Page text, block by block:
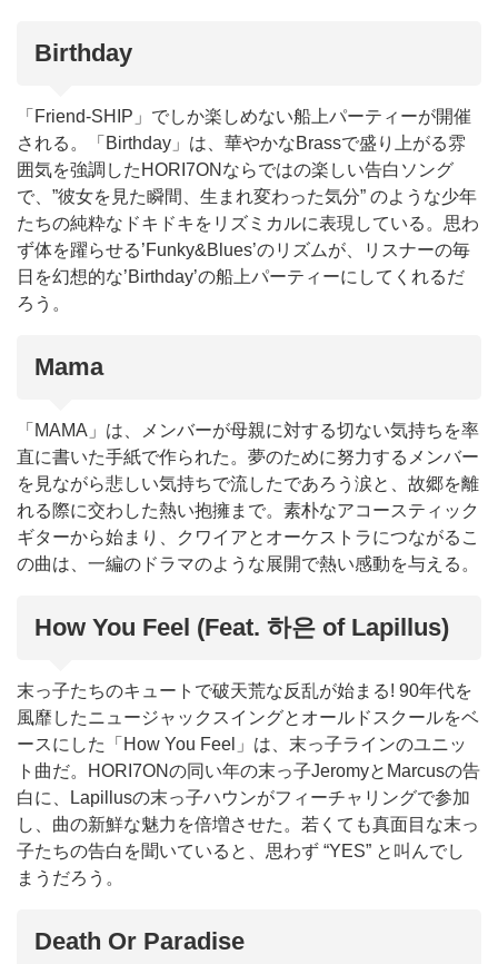
Birthday
「Friend-SHIP」でしか楽しめない船上パーティーが開催
される。「Birthday」は、華やかなBrassで盛り上がる雰
囲気を強調したHORI7ONならではの楽しい告白ソング
で、”彼女を見た瞬間、生まれ変わった気分” のような少年
たちの純粋なドキドキをリズミカルに表現している。思わ
ず体を躍らせる’Funky&Blues’のリズムが、リスナーの毎
日を幻想的な’Birthday’の船上パーティーにしてくれるだ
ろう。
Mama
「MAMA」は、メンバーが母親に対する切ない気持ちを率
直に書いた手紙で作られた。夢のために努力するメンバー
を見ながら悲しい気持ちで流したであろう涙と、故郷を離
れる際に交わした熱い抱擁まで。素朴なアコースティック
ギターから始まり、クワイアとオーケストラにつながるこ
の曲は、一編のドラマのような展開で熱い感動を与える。
How You Feel (Feat. 하은 of Lapillus)
末っ子たちのキュートで破天荒な反乱が始まる! 90年代を
風靡したニュージャックスイングとオールドスクールをベ
ースにした「How You Feel」は、末っ子ラインのユニッ
ト曲だ。HORI7ONの同い年の末っ子JeromyとMarcusの告
白に、Lapillusの末っ子ハウンがフィーチャリングで参加
し、曲の新鮮な魅力を倍増させた。若くても真面目な末っ
子たちの告白を聞いていると、思わず “YES” と叫んでし
まうだろう。
Death Or Paradise